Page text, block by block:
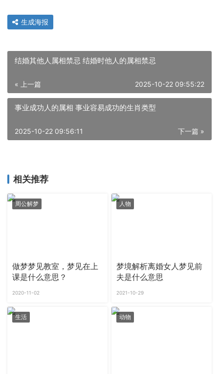
生成海报
结婚其他人属相禁忌 结婚时他人的属相禁忌
« 上一篇 2025-10-22 09:55:22
事业成功人的属相 事业容易成功的生肖类型
下一篇 »
2025-10-22 09:56:11
相关推荐
周公解梦
做梦梦见教室，梦见在上
课是什么意思？
2020-11-02
人物
梦境解析离婚女人梦见前
夫是什么意思
2021-10-29
生活 动物